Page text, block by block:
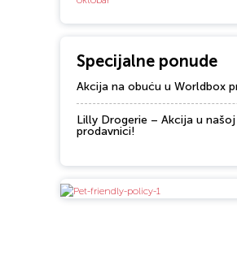
Specijalne ponude
Akcija na obuću u Worldbox
Lilly Drogerie – Akcija u našoj
prodavnici!